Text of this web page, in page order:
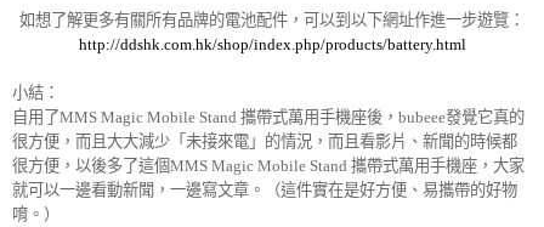
如想了解更多有關所有品牌的電池配件 ，可以到以下網址作進一步遊覽：
http://ddshk.com.hk/shop/index.php/products/battery.html
小結：
自用了MMS Magic Mobile Stand 攜帶式萬用手機座後， bubeee發覺它真的
很方便，而且大大減少「未接來電」的情況，而且看影片、新聞的時候都
很方便，以後多了這個MMS Magic Mobile Stand 攜帶式萬用手機座，大家
就可以一邊看動新聞，一邊寫文章。（這件實在是好方便、易攜帶的好物
唷。）